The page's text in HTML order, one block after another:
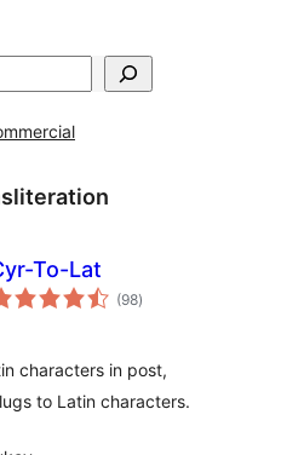
To-Lat
(98कुल
दर)
characters in post,
to Latin characters.